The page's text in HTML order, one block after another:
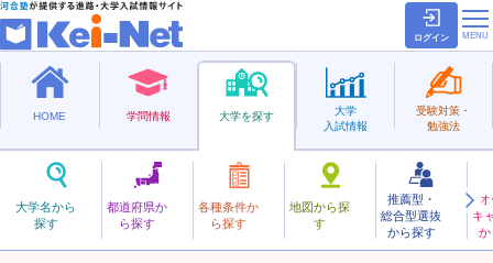
ログイン
HOME 学問情報 大学を探す
大学名から
探す
都道府県か
ら探す
各種条件か
ら探す
地図から探
す
推薦型・
総合型選抜
から探す
キ
か
大学
入試情報
受験対策・
勉強法
私立
かながわしか
神奈川歯科大学 お気に入り